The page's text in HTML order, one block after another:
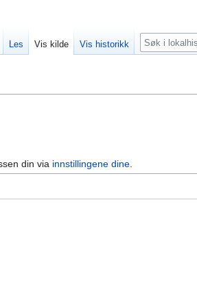
din via innstillingene dine
Les Vis kilde Vis historikk Søk